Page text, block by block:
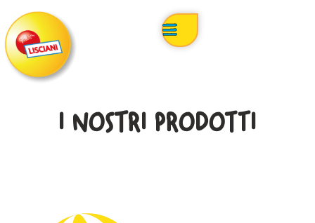
I NOSTRI PRODOTTI